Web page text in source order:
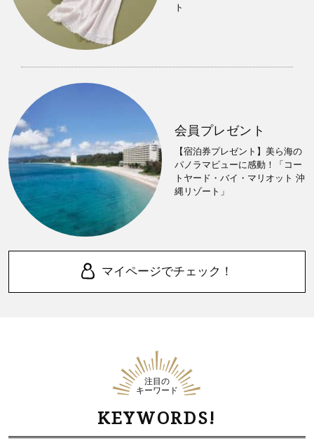
ト
会員プレゼント
【宿泊券プレゼント】美ら海の
パノラマビューに感動！「コー
トヤード・バイ・マリオット 沖
縄リゾート」
マイページでチェック！
注目の
キーワード
KEYWORDS!